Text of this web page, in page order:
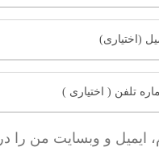
ایمیل و وبسایت من